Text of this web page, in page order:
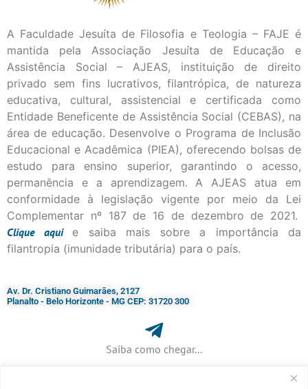
A Faculdade Jesuíta de Filosofia e Teologia – FAJE é
mantida pela Associação Jesuíta de Educação e
Assistência Social – AJEAS, instituição de direito
privado sem fins lucrativos, filantrópica, de natureza
educativa, cultural, assistencial e certificada como
Entidade Beneficente de Assistência Social (CEBAS), na
área de educação. Desenvolve o Programa de Inclusão
Educacional e Acadêmica (PIEA), oferecendo bolsas de
estudo para ensino superior, garantindo o acesso,
permanência e a aprendizagem. A AJEAS atua em
conformidade à legislação vigente por meio da Lei
Complementar nº 187 de 16 de dezembro de 2021.
Cliqueaqui
e saiba mais sobre a importância da
filantropia (imunidade tributária) para o país.
Av. Dr. Cristiano Guimarães, 2127
Planalto - Belo Horizonte - MG CEP: 31720 300
Saiba como chegar...